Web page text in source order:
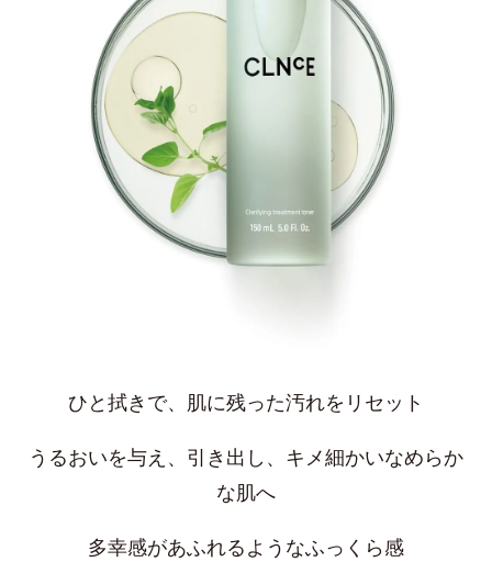
ひと拭きで、肌に残った汚れをリセット
うるおいを与え、引き出し、キメ細かいなめらか
な肌へ
多幸感があふれるようなふっくら感